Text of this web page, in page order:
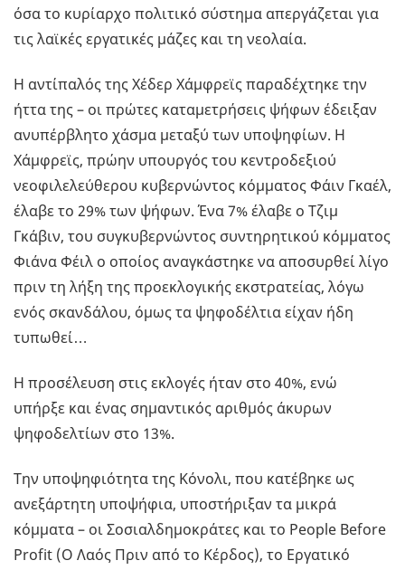
όσα το κυρίαρχο πολιτικό σύστημα απεργάζεται για
τις λαϊκές εργατικές μάζες και τη νεολαία.
Η αντίπαλός της Χέδερ Χάμφρεϊς παραδέχτηκε την
ήττα της – οι πρώτες καταμετρήσεις ψήφων έδειξαν
ανυπέρβλητο χάσμα μεταξύ των υποψηφίων. Η
Χάμφρεϊς, πρώην υπουργός του κεντροδεξιού
νεοφιλελεύθερου κυβερνώντος κόμματος Φάιν Γκαέλ,
έλαβε το 29% των ψήφων. Ένα 7% έλαβε ο Τζιμ
Γκάβιν, του συγκυβερνώντος συντηρητικού κόμματος
Φιάνα Φέιλ ο οποίος αναγκάστηκε να αποσυρθεί λίγο
πριν τη λήξη της προεκλογικής εκστρατείας, λόγω
ενός σκανδάλου, όμως τα ψηφοδέλτια είχαν ήδη
τυπωθεί…
Η προσέλευση στις εκλογές ήταν στο 40%, ενώ
υπήρξε και ένας σημαντικός αριθμός άκυρων
ψηφοδελτίων στο 13%.
Την υποψηφιότητα της Κόνολι, που κατέβηκε ως
ανεξάρτητη υποψήφια, υποστήριξαν τα μικρά
κόμματα – οι Σοσιαλδημοκράτες και το People Before
Profit (Ο Λαός Πριν από το Κέρδος), το Εργατικό